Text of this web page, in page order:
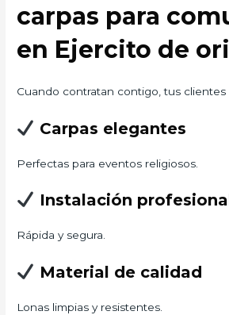
carpas para
en Ejercito de
Cuando contratan contigo, tus clientes
Carpas elegantes
Perfectas para eventos religiosos.
Instalación profesional
Rápida y segura.
Material de calidad
Lonas limpias y resistentes.